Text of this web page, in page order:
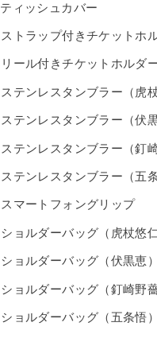
ティッシュカバー
ストラップ付きチケットホ
リール付きチケットホルダ
ステンレスタンブラー（虎
ステンレスタンブラー（伏黒
ステンレスタンブラー（釘
ステンレスタンブラー（五条
スマートフォングリップ
ショルダーバッグ（虎杖悠仁
ショルダーバッグ（伏黒恵）
ショルダーバッグ（釘崎野薔
ショルダーバッグ（五条悟）